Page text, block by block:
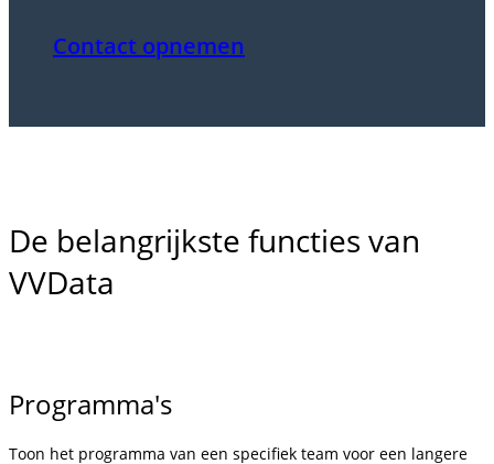
Contact opnemen
De belangrijkste functies van
VVData
Programma's
Toon het programma van een specifiek team voor een langere